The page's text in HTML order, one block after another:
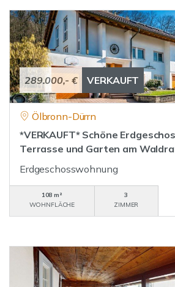
289.000,- € VERKAUFT
Ölbronn-Dürrn
*VERKAUFT* Schöne
Terrasse und Garten am
Erdgeschosswohnung
108 m²
WOHNFLÄCHE
3
ZIMMER